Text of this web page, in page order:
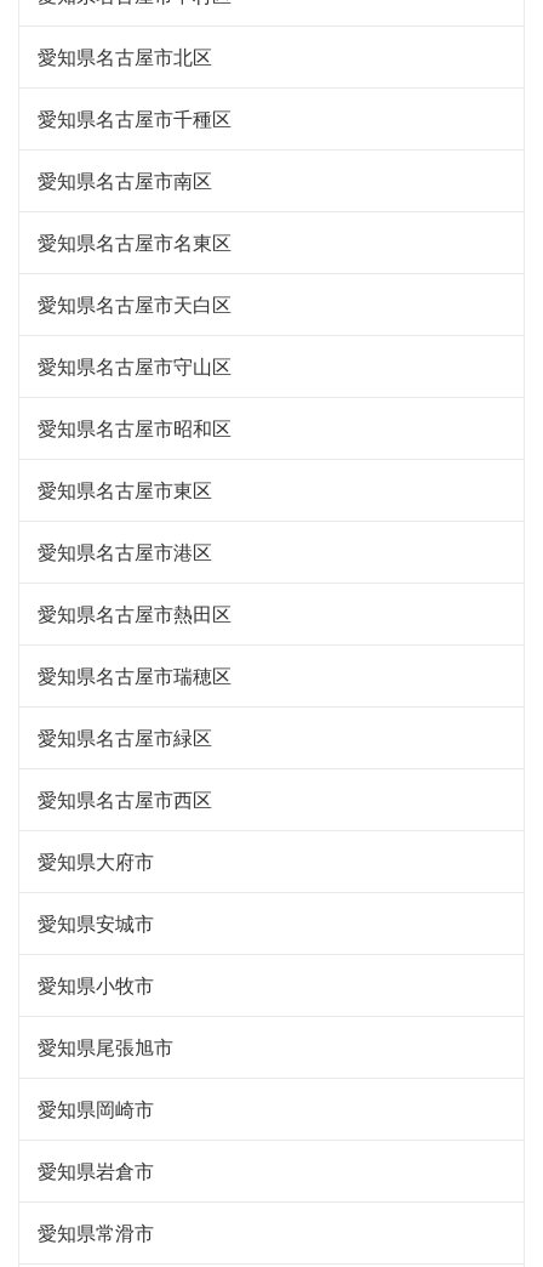
愛知県名古屋市北区
愛知県名古屋市千種区
愛知県名古屋市南区
愛知県名古屋市名東区
愛知県名古屋市天白区
愛知県名古屋市守山区
愛知県名古屋市昭和区
愛知県名古屋市東区
愛知県名古屋市港区
愛知県名古屋市熱田区
愛知県名古屋市瑞穂区
愛知県名古屋市緑区
愛知県名古屋市西区
愛知県大府市
愛知県安城市
愛知県小牧市
愛知県尾張旭市
愛知県岡崎市
愛知県岩倉市
愛知県常滑市